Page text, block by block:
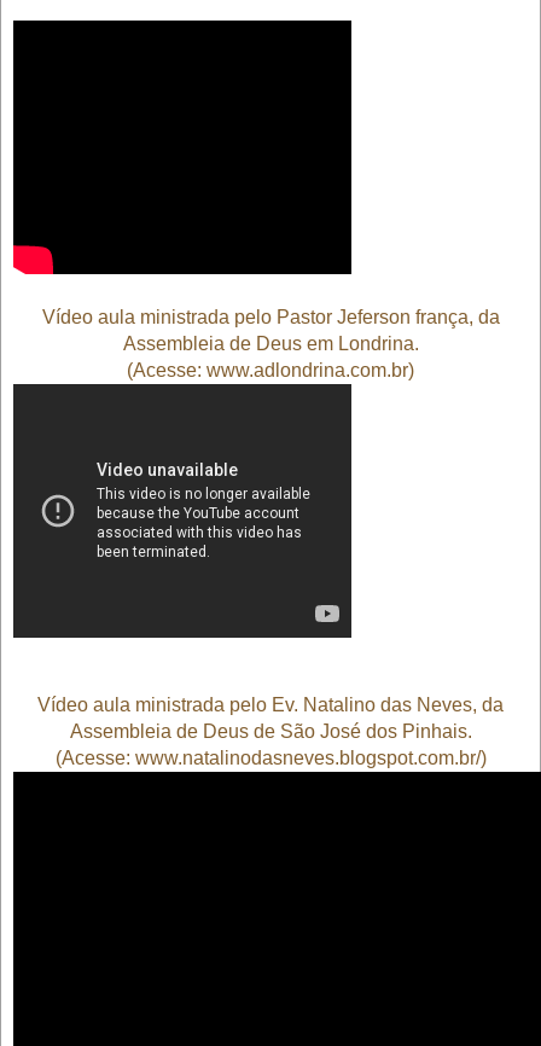
Vídeo aula ministrada pelo Pastor Jeferson frança, da
Assembleia de Deus em Londrina.
(Acesse: www.adlondrina.com.br)
Vídeo aula ministrada pelo Ev. Natalino das Neves, da
Assembleia de Deus de São José dos Pinhais.
(Acesse: www.natalinodasneves.blogspot.com.br/)